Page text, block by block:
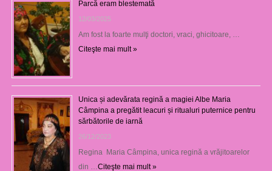
Parcă eram blestemată
12/03/2025
Am fost la foarte mulţi doctori, vraci, ghicitoare, …
Citeşte mai mult »
Unica și adevărata regină a magiei Albe Maria
Câmpina a pregătit leacuri și ritualuri puternice pentru
sărbătorile de iarnă
26/12/2023
Regina Maria Câmpina, unica regină a vrăjitoarelor
din …Citeşte mai mult »